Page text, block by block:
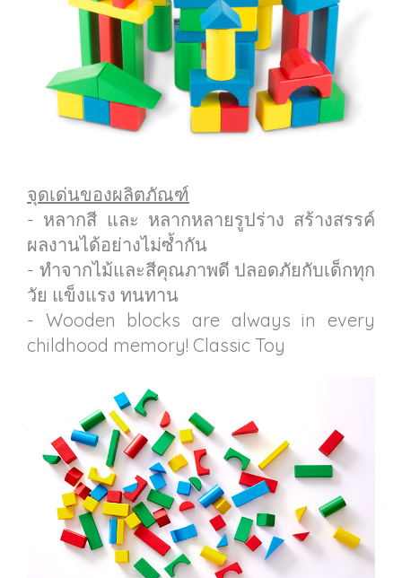
จุดเด่นของผลิตภัณฑ์
- หลากสี และ หลากหลายรูปร่าง สร้างสรรค์
ผลงานได้อย่างไม่ซ้ำกัน
- ทำจากไม้และสีคุณภาพดี ปลอดภัยกับเด็กทุก
วัย แข็งแรง ทนทาน
- Wooden blocks are always in every
childhood memory! Classic Toy